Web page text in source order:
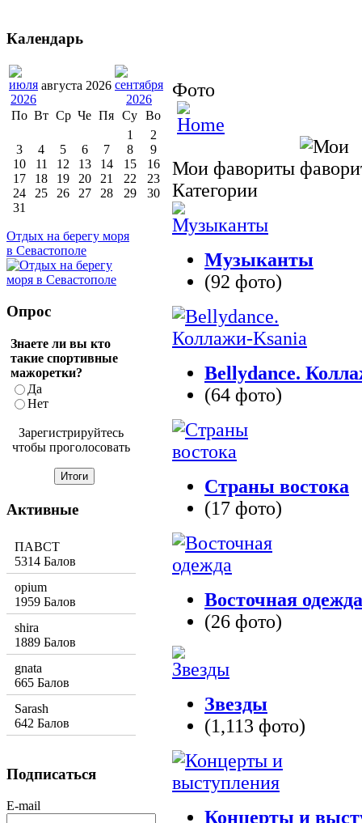
Фото
Мои фавориты
Категории
Музыканты
(92 фото)
Bellydance.
(64 фото)
Страны востока
(17 фото)
Восточная одежда
(26 фото)
Звезды
(1,113 фото)
Концерты и
Календарь
августа 2026
По Вт Ср Че Пя Су Во
1
2
3
4 5 6 7 8
9
10
11 12 13 14 15
16
17
18 19 20 21 22
23
24
25 26 27 28 29
30
31
Отдых на берегу моря
в Севастополе
Опрос
Знаете ли вы кто
такие спортивные
мажоретки?
Да
Нет
Зарегистрируйтесь
чтобы проголосовать
Активные
ПАВСТ
5314 Балов
opium
1959 Балов
shira
1889 Балов
gnata
665 Балов
Sarash
642 Балов
Подписаться
E-mail